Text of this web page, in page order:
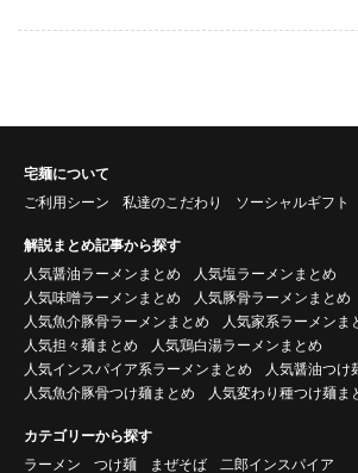
宅麺について
ご利用シーン
私達のこだわり ソーシャルギフト
解説まとめ記事から探す
人気醤油ラーメンまとめ
人気塩ラーメンまとめ
人気味噌ラーメンまとめ
人気豚骨ラーメンまとめ
人気魚介豚骨ラーメンまとめ
人気家系ラーメンま
人気担々麺まとめ
人気鶏白湯ラーメンまとめ
人気インスパイア系ラーメンまとめ
人気醤油つけ
人気魚介豚骨つけ麺まとめ
人気変わり種つけ麺ま
カテゴリーから探す
ラーメン
つけ麺 まぜそば
二郎インスパイア